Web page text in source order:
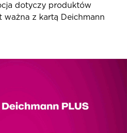
dotyczy produktów
ważna z kartą Deichmann